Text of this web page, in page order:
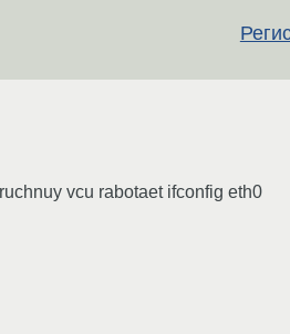
vcu rabotaet ifconfig eth0